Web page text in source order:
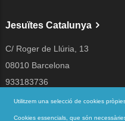
Jesuïtes Catalunya
C/ Roger de Llúria, 13
08010 Barcelona
933183736
jesuites@jesuites.net
Utilitzem una selecció de cookies
Cookies essencials, que són